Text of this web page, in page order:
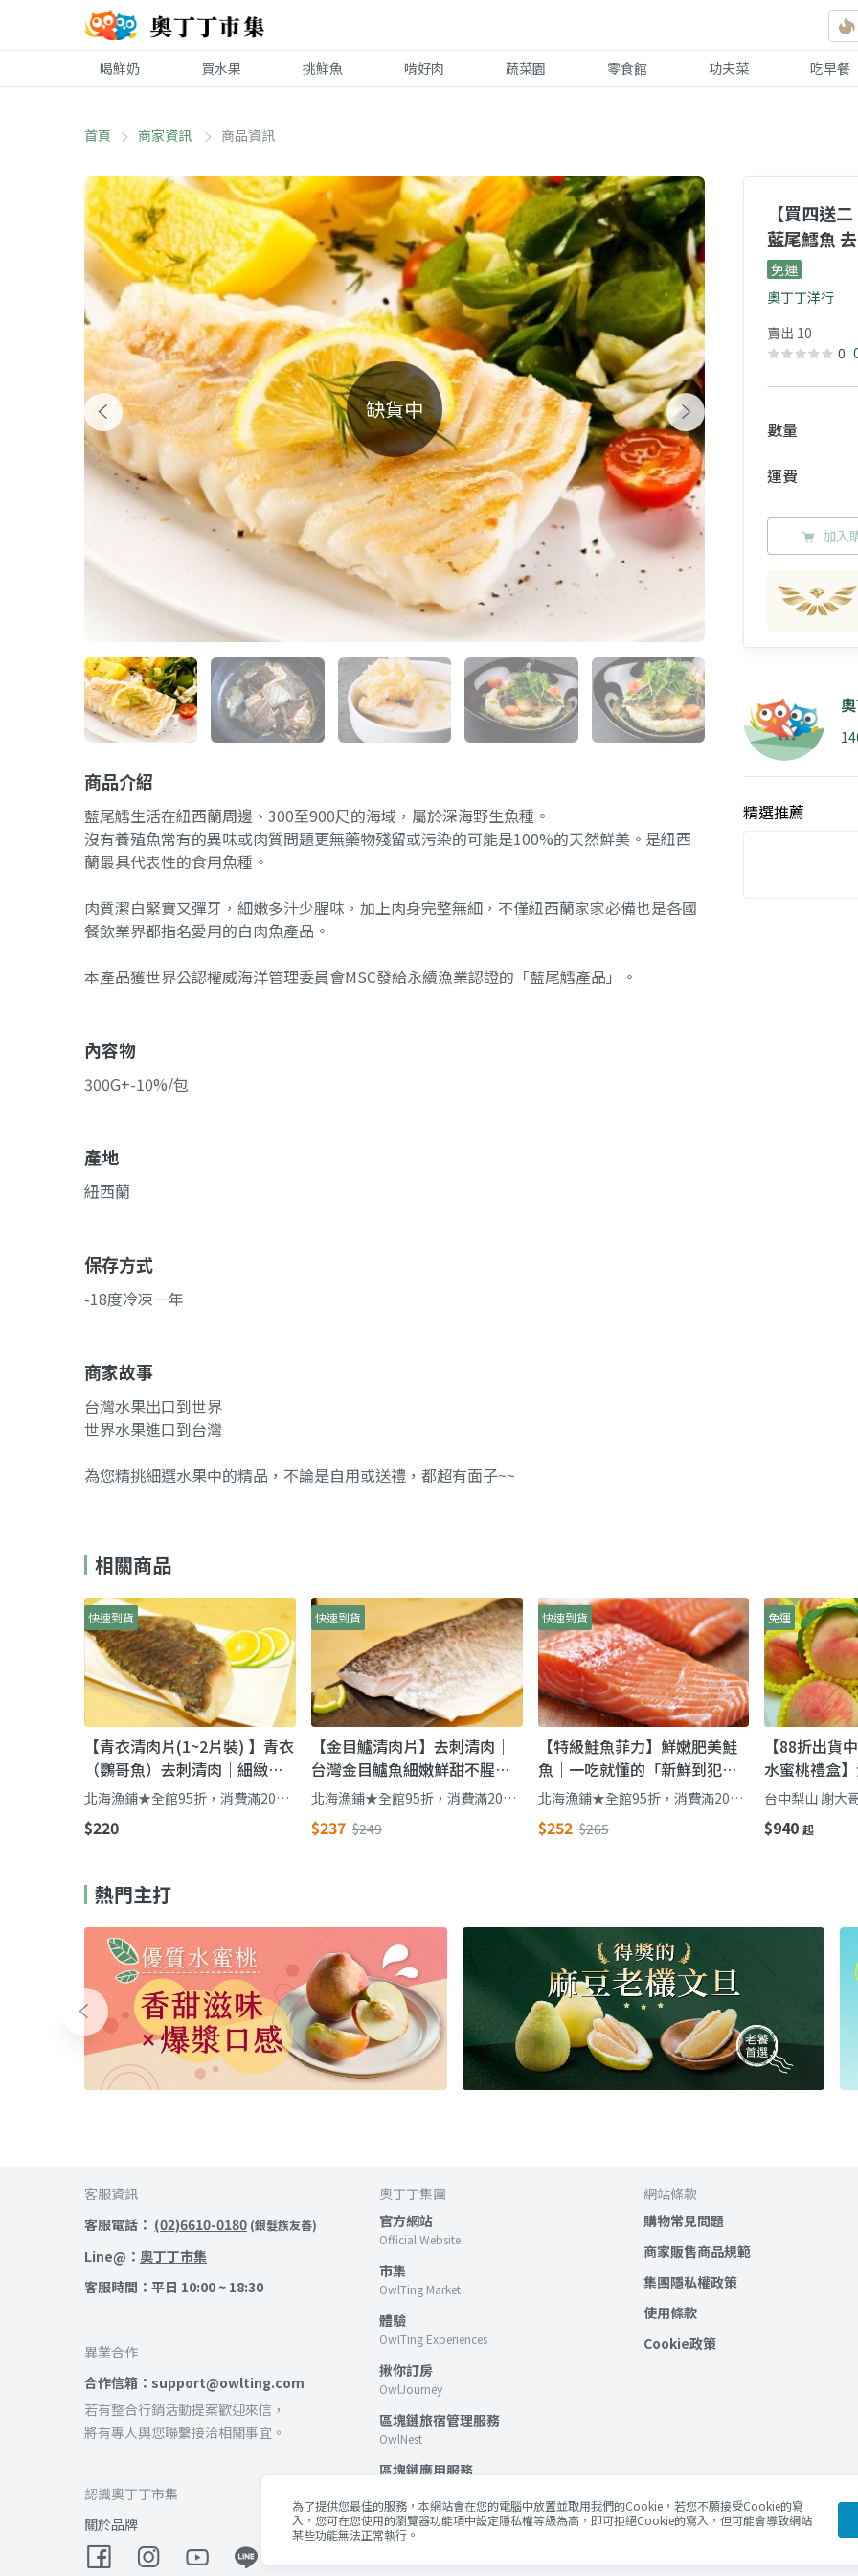
喝鮮奶 買水果 挑鮮魚 啃好肉 蔬菜園 零食館 功夫菜 吃早餐
首頁 商家資訊 商品資訊
缺貨中
商品介紹
藍尾鱈生活在紐西蘭周邊、300至900尺的海域，屬於深海野生魚種。
沒有養殖魚常有的異味或肉質問題更無藥物殘留或污染的可能是100%的天然鮮美。是紐西
蘭最具代表性的食用魚種。
肉質潔白緊實又彈牙，細嫩多汁少腥味，加上肉身完整無細，不僅紐西蘭家家必備也是各國
餐飲業界都指名愛用的白肉魚產品。
本產品獲世界公認權威海洋管理委員會MSC發給永續漁業認證的「藍尾鱈產品」。
內容物
300G+-10%/包
產地
紐西蘭
保存方式
-18度冷凍一年
商家故事
台灣水果出口到世界
世界水果進口到台灣
為您精挑細選水果中的精品，不論是自用或送禮，都超有面子~~
【買四送
藍尾鱈魚
免運
奧丁丁洋行
賣出 10
0
數量
運費
加入
精選推薦
相關商品
快速到貨
【青衣清肉片(1~2片裝) 】青衣
（鸚哥魚）去刺清肉｜細緻鮮
甜、火鍋煮湯一丟就鮮
北海漁鋪★全館95折，消費滿2000
贈薄鹽鯖魚/滿2500贈金目鱸魚
$220
快速到貨
【金目鱸清肉片】去刺清肉｜
台灣金目鱸魚細嫩鮮甜不腥，
火鍋煮湯立刻升級餐廳味
北海漁鋪★全館95折，消費滿2000
贈薄鹽鯖魚/滿2500贈金目鱸魚
$237 $249
快速到貨
【特級鮭魚菲力】鮮嫩肥美鮭
魚｜一吃就懂的「新鮮到犯
規」海味主菜
北海漁鋪★全館95折，消費滿2000
贈薄鹽鯖魚/滿2500贈金目鱸魚
$252 $265
免運
【88折出貨
水蜜桃禮盒
甜多汁一吃
台中梨山 謝大
$940 起
熱門主打
客服資訊
客服電話： (02)6610-0180 (銀髮族友善)
Line@： 奧丁丁市集
客服時間：平日 10:00 ~ 18:30
異業合作
合作信箱：support@owlting.com
若有整合行銷活動提案歡迎來信，
將有專人與您聯繫接洽相關事宜。
認識奧丁丁市集
關於品牌
奧丁丁集團
官方網站
Official Website
市集
OwlTing Market
體驗
OwlTing Experiences
揪你訂房
OwlJourney
區塊鏈旅宿管理服務
OwlNest
區塊鏈應用服務
客棧
OwlTing Blog
網站條款
購物常見問題
商家販售商品規範
集團隱私權政策
使用條款
Cookie政策
為了提供您最佳的服務，本網站會在您的電腦中放置並取用我們的Cookie，若您不願接受Cookie的寫
入，您可在您使用的瀏覽器功能項中設定隱私權等級為高，即可拒絕Cookie的寫入，但可能會導致網站
某些功能無法正常執行。